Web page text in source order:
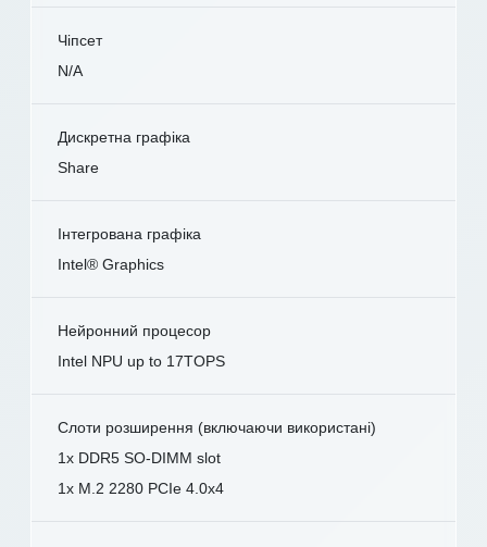
Чіпсет
N/A
Дискретна графіка
Share
Інтегрована графіка
Intel® Graphics
Нейронний процесор
Intel NPU up to 17TOPS
Слоти розширення (включаючи використані)
1x DDR5 SO-DIMM slot
1x M.2 2280 PCIe 4.0x4